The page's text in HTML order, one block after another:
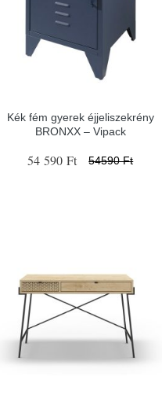
Kék fém gyerek éjjeliszekrény
BRONXX – Vipack
54 590 Ft 54590 Ft